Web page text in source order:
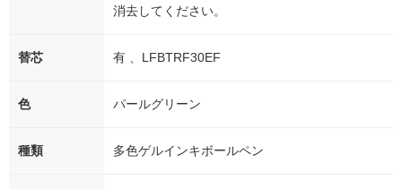
消去してください。
替芯 有 、LFBTRF30EF
色 パールグリーン
種類 多色ゲルインキボールペン